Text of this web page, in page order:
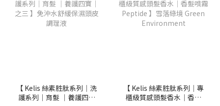
【 Kelis 絲素胜肽系列｜洗
護系列｜育髮 ｜養護四寶
【 Kelis 絲素胜肽系列｜專
櫃級質感頭髮香水｜香髮